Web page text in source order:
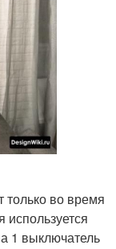
только во время
используется
1 выключатель